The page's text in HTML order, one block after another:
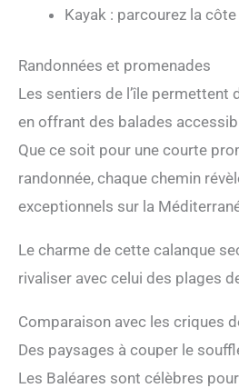
Kayak : parcourez la
Randonnées et promenades
Les sentiers de l’île permettent
en offrant des balades
Que ce soit pour une courte
randonnée, chaque chemin
exceptionnels sur la
Le charme de cette calanque
rivaliser avec celui des plages
Comparaison avec les criques
Des paysages à couper le
Les Baléares sont célèbres